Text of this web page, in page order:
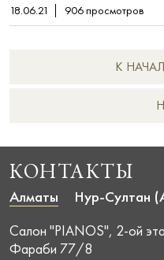
18.06.21 906просмотров
К
КОНТАКТЫ
Алматы Нур-Султан
Салон "PIANOS", 2-ой
Фараби 77/8